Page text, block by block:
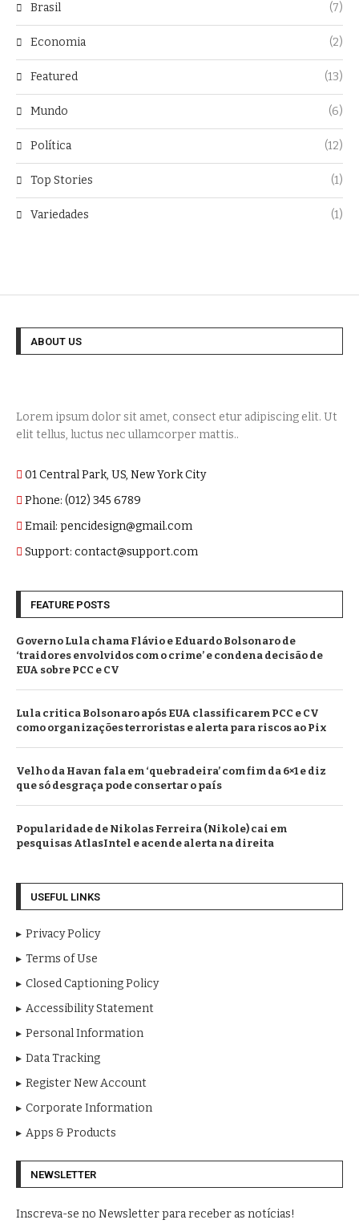
Brasil (7)
Economia (2)
Featured (13)
Mundo (6)
Política (12)
Top Stories (1)
Variedades (1)
ABOUT US
Lorem ipsum dolor sit amet, consect etur adipiscing elit. Ut
elit tellus, luctus nec ullamcorper mattis..
01 Central Park, US, New York City
Phone: (012) 345 6789
Email: pencidesign@gmail.com
Support: contact@support.com
FEATURE POSTS
Governo Lula chama Flávio e Eduardo Bolsonaro de
‘traidores envolvidos com o crime’ e condena decisão de
EUA sobre PCC e CV
Lula critica Bolsonaro após EUA classificarem PCC e CV
como organizações terroristas e alerta para riscos ao Pix
Velho da Havan fala em ‘quebradeira’ com fim da 6×1 e diz
que só desgraça pode consertar o país
Popularidade de Nikolas Ferreira (Nikole) cai em
pesquisas AtlasIntel e acende alerta na direita
USEFUL LINKS
Privacy Policy
Terms of Use
Closed Captioning Policy
Accessibility Statement
Personal Information
Data Tracking
Register New Account
Corporate Information
Apps & Products
NEWSLETTER
Inscreva-se no Newsletter para receber as notícias!